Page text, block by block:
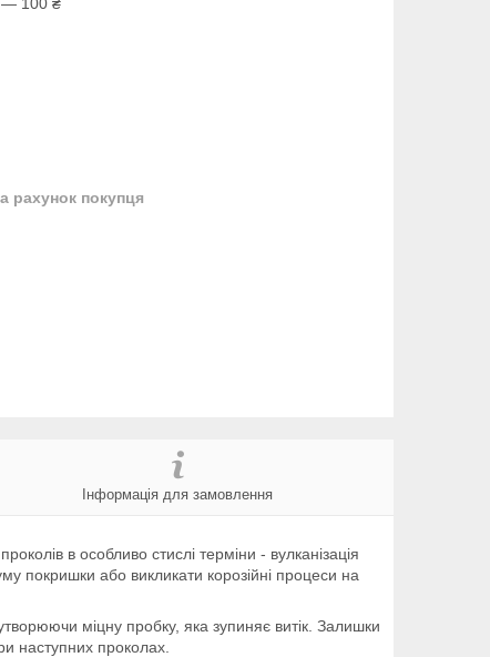
рахунок покупця
Інформація для замовлення
в особливо стислі терміни - вулканізація
покришки або викликати корозійні процеси на
міцну пробку, яка зупиняє витік. Залишки
наступних проколах.